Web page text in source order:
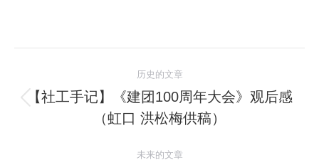
章
历史的文章
史
【社工手记】《建团100周年大会》观后感
（虹口 洪松梅供稿）
未来的文章